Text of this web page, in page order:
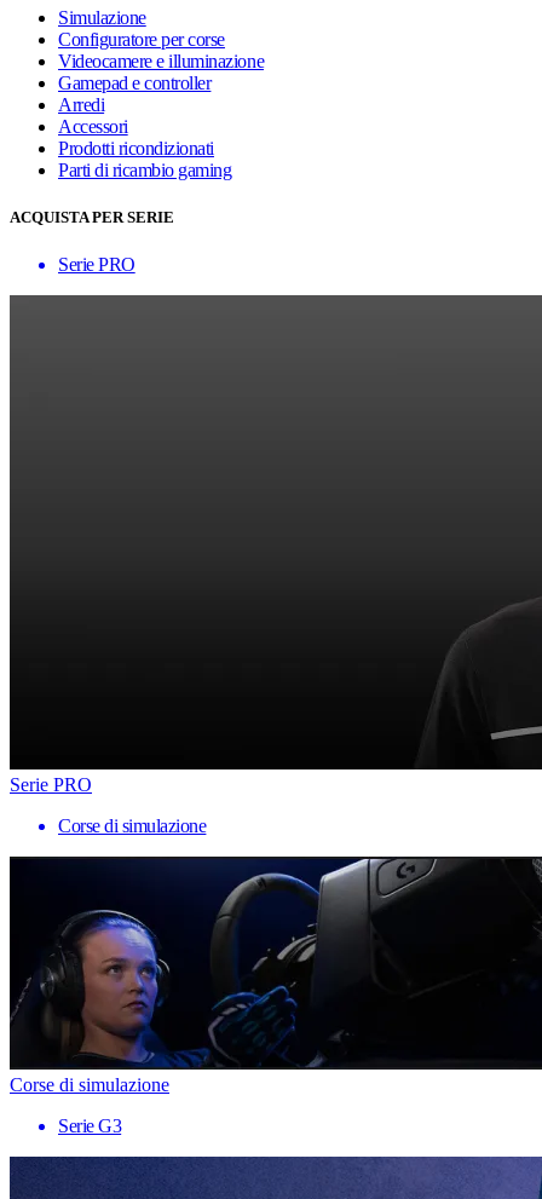
Simulazione
Configuratore per corse
Videocamere e illuminazione
Gamepad e controller
Arredi
Accessori
Prodotti ricondizionati
Parti di ricambio gaming
ACQUISTA PER SERIE
Serie PRO
Serie PRO
Corse di simulazione
Corse di simulazione
Serie G3